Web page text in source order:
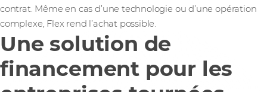
contrat. Même en cas d’une technologie ou d’une opération
complexe, Flex rend l’achat possible.
Une solution de
financement pour les